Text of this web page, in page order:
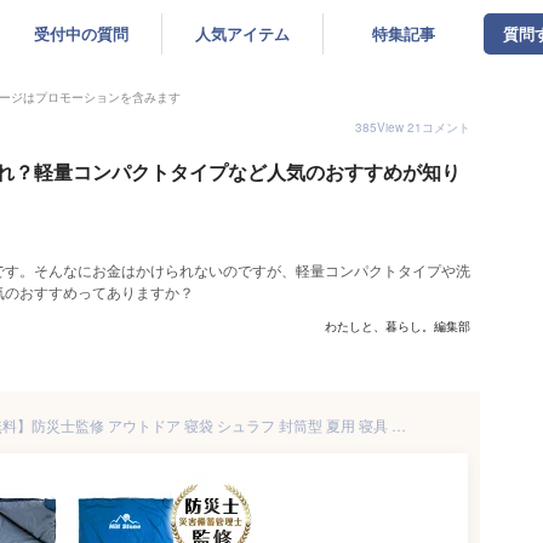
受付中の質問 人気アイテム 特集記事 質問
ジはプロモーションを含みます
385View 21 コメント
？軽量コンパクトタイプなど人気のおすすめが知り
。そんなにお金はかけられないのですが、軽量コンパクトタイプや洗
おすすめってありますか？
わたしと、暮らし。編集部